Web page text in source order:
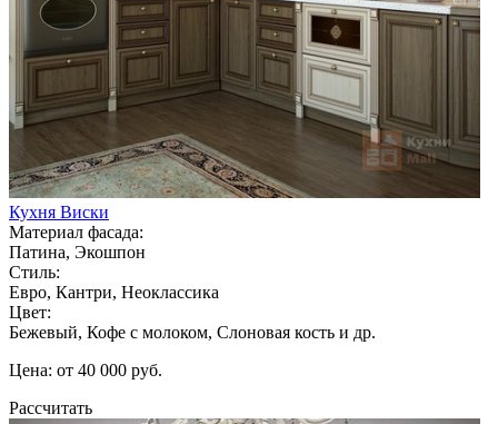
Кухня Виски
Материал фасада:
Патина, Экошпон
Стиль:
Евро, Кантри, Неоклассика
Цвет:
Бежевый, Кофе с молоком, Слоновая кость и др.
Цена: от 40 000 руб.
Рассчитать